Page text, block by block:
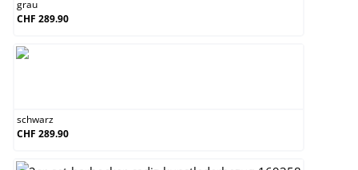
grau
CHF 289.90
schwarz
CHF 289.90